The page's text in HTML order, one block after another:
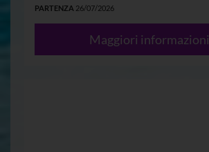
PARTENZA 26/07/2026
Maggiori informazioni